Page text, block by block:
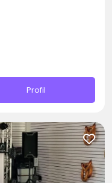
Profil